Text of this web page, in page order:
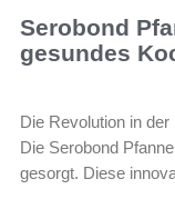
Serobond
gesundes
Die Revolution in
Die Serobond
gesorgt. Diese